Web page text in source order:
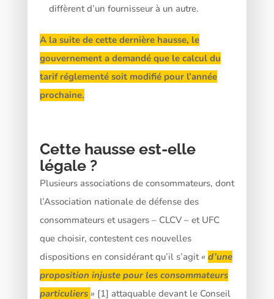
diffèrent d’un fournisseur à un autre.
A la suite de cette dernière hausse, le
gouvernement a demandé que le calcul du
tarif réglementé soit modifié pour l’année
prochaine.
Cette hausse est-elle
légale ?
Plusieurs associations de consommateurs, dont
l’Association nationale de défense des
consommateurs et usagers – CLCV – et UFC
que choisir, contestent ces nouvelles
dispositions en considérant qu’il s’agit « d’une
proposition injuste pour les consommateurs
particuliers » [1] attaquable devant le Conseil